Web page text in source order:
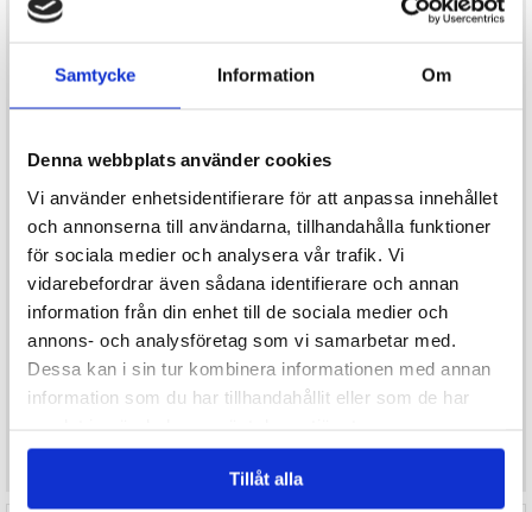
Samtycke Information Om
Denna webbplats använder cookies
Vi använder enhetsidentifierare för att anpassa innehållet
och annonserna till användarna, tillhandahålla funktioner
för sociala medier och analysera vår trafik. Vi
vidarebefordrar även sådana identifierare och annan
information från din enhet till de sociala medier och
annons- och analysföretag som vi samarbetar med.
Dessa kan i sin tur kombinera informationen med annan
information som du har tillhandahållit eller som de har
Tillåt alla
dekorationsdetalj för halloween och passar lika bra i fönster, på
bordet eller som del av en större höst- och halloweenutsmyckning.
Pumpan är utrustad med inbyggd LED-belysning som ger ett varmt
Med sin kompakta storlek på cirka 8 cm i diameter och 7 cm i höjd är
den lätt att kombinera med annan halloween-dekoration.
Produkten är CE- och ROHS-märkt, vilket säkerställer att den
uppfyller gällande krav för säker användning.
En perfekt liten ljuskälla för att snabbt och enkelt höja
halloweenstämningen i hemmet, på festen eller i
butiksutställningar.
kundservice@varuhus1.se